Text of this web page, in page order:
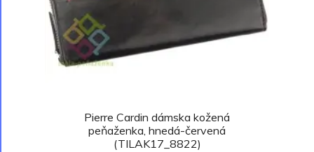
Pierre Cardin dámska kožená
peňaženka, hnedá-červená
(TILAK17_8822)